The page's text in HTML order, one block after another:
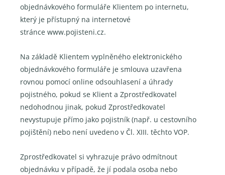
objednávkového formuláře Klientem po internetu,
který je přístupný na internetové
stránce www.pojisteni.cz.
Na základě Klientem vyplněného elektronického
objednávkového formuláře je smlouva uzavřena
rovnou pomocí online odsouhlasení a úhrady
pojistného, pokud se Klient a Zprostředkovatel
nedohodnou jinak, pokud Zprostředkovatel
nevystupuje přímo jako pojistník (např. u cestovního
pojištění) nebo není uvedeno v Čl. XIII. těchto VOP.
Zprostředkovatel si vyhrazuje právo odmítnout
objednávku v případě, že jí podala osoba nebo